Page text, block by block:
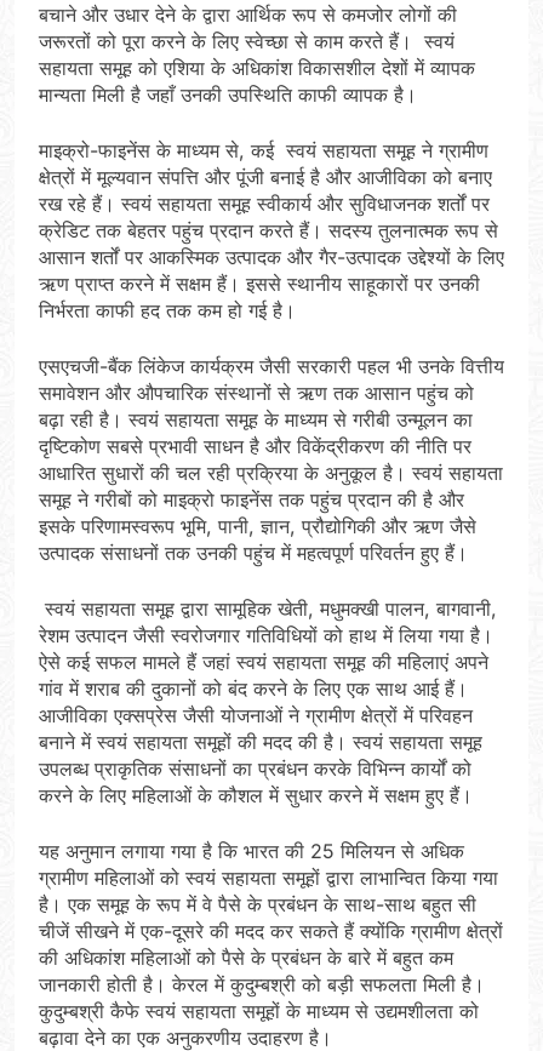
बचाने और उधार देने के द्वारा आर्थिक रूप से कमजोर लोगों की
जरूरतों को पूरा करने के लिए स्वेच्छा से काम करते हैं। स्वयं
सहायता समूह को एशिया के अधिकांश विकासशील देशों में व्यापक
मान्यता मिली है जहाँ उनकी उपस्थिति काफी व्यापक है।
माइक्रो-फाइनेंस के माध्यम से, कई स्वयं सहायता समूह ने ग्रामीण
क्षेत्रों में मूल्यवान संपत्ति और पूंजी बनाई है और आजीविका को बनाए
रख रहे हैं। स्वयं सहायता समूह स्वीकार्य और सुविधाजनक शर्तों पर
क्रेडिट तक बेहतर पहुंच प्रदान करते हैं। सदस्य तुलनात्मक रूप से
आसान शर्तों पर आकस्मिक उत्पादक और गैर-उत्पादक उद्देश्यों के लिए
ऋण प्राप्त करने में सक्षम हैं। इससे स्थानीय साहूकारों पर उनकी
निर्भरता काफी हद तक कम हो गई है।
एसएचजी-बैंक लिंकेज कार्यक्रम जैसी सरकारी पहल भी उनके वित्तीय
समावेशन और औपचारिक संस्थानों से ऋण तक आसान पहुंच को
बढ़ा रही है। स्वयं सहायता समूह के माध्यम से गरीबी उन्मूलन का
दृष्टिकोण सबसे प्रभावी साधन है और विकेंद्रीकरण की नीति पर
आधारित सुधारों की चल रही प्रक्रिया के अनुकूल है। स्वयं सहायता
समूह ने गरीबों को माइक्रो फाइनेंस तक पहुंच प्रदान की है और
इसके परिणामस्वरूप भूमि, पानी, ज्ञान, प्रौद्योगिकी और ऋण जैसे
उत्पादक संसाधनों तक उनकी पहुंच में महत्वपूर्ण परिवर्तन हुए हैं।
स्वयं सहायता समूह द्वारा सामूहिक खेती, मधुमक्खी पालन, बागवानी,
रेशम उत्पादन जैसी स्वरोजगार गतिविधियों को हाथ में लिया गया है।
ऐसे कई सफल मामले हैं जहां स्वयं सहायता समूह की महिलाएं अपने
गांव में शराब की दुकानों को बंद करने के लिए एक साथ आई हैं।
आजीविका एक्सप्रेस जैसी योजनाओं ने ग्रामीण क्षेत्रों में परिवहन
बनाने में स्वयं सहायता समूहों की मदद की है। स्वयं सहायता समूह
उपलब्ध प्राकृतिक संसाधनों का प्रबंधन करके विभिन्न कार्यों को
करने के लिए महिलाओं के कौशल में सुधार करने में सक्षम हुए हैं।
यह अनुमान लगाया गया है कि भारत की 25 मिलियन से अधिक
ग्रामीण महिलाओं को स्वयं सहायता समूहों द्वारा लाभान्वित किया गया
है। एक समूह के रूप में वे पैसे के प्रबंधन के साथ-साथ बहुत सी
चीजें सीखने में एक-दूसरे की मदद कर सकते हैं क्योंकि ग्रामीण क्षेत्रों
की अधिकांश महिलाओं को पैसे के प्रबंधन के बारे में बहुत कम
जानकारी होती है। केरल में कुदुम्बश्री को बड़ी सफलता मिली है।
कुदुम्बश्री कैफे स्वयं सहायता समूहों के माध्यम से उद्यमशीलता को
बढ़ावा देने का एक अनुकरणीय उदाहरण है।